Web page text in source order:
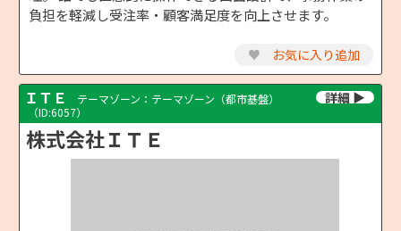
負担を軽減し受注率・顧客満足度を向上させます。
♥ お気に入り追加
ＩＴＥ
テーマゾーン：テーマゾーン（都市基盤）
（ID:6057）
株式会社ＩＴＥ